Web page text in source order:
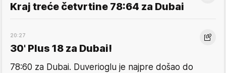
Kraj treće četvrtine 78:64 za Dubai
20:27
30' Plus 18 za Dubai!
78:60 za Dubai. Duverioglu je najpre došao do